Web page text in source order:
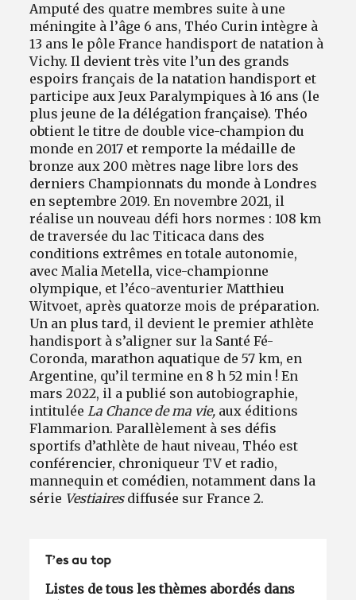
Amputé des quatre membres suite à une
méningite à l’âge 6 ans, Théo Curin intègre à
13 ans le pôle France handisport de natation à
Vichy. Il devient très vite l’un des grands
espoirs français de la natation handisport et
participe aux Jeux Paralympiques à 16 ans (le
plus jeune de la délégation française). Théo
obtient le titre de double vice-champion du
monde en 2017 et remporte la médaille de
bronze aux 200 mètres nage libre lors des
derniers Championnats du monde à Londres
en septembre 2019. En novembre 2021, il
réalise un nouveau défi hors normes : 108 km
de traversée du lac Titicaca dans des
conditions extrêmes en totale autonomie,
avec Malia Metella, vice-championne
olympique, et l’éco-aventurier Matthieu
Witvoet, après quatorze mois de préparation.
Un an plus tard, il devient le premier athlète
handisport à s’aligner sur la Santé Fé-
Coronda, marathon aquatique de 57 km, en
Argentine, qu’il termine en 8 h 52 min ! En
mars 2022, il a publié son autobiographie,
intituléeLa Chance de ma vie, aux éditions
Flammarion. Parallèlement à ses défis
sportifs d’athlète de haut niveau, Théo est
conférencier, chroniqueur TV et radio,
mannequin et comédien, notamment dans la
série Vestiairesdiffusée sur France 2.
T’es au top
Listes de tous les thèmes abordés dans